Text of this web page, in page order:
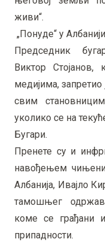
живи“.
„Понуде“ у Албанији
Председник
Виктор Стојанов,
медијима,
свим
уколико се на
Бугари.
Пренете су и
навођењем
Албанија, Ивајло
тамошњег
коме се грађани
припадности.